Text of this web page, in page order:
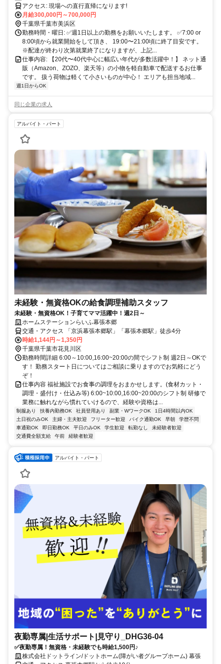
アクセス: 現場への直行直帰になります!
月給300,000円～700,000円
千葉県千葉市美浜区
勤務時間・曜日: ✅週1日以上の勤務をお願いいたします。 ✅7:00 or
8:00頃から就業開始をして頂き、 19:00〜21:00頃に終了目安です。
※配達が終わり次第就業終了になりますが、上記...
仕事内容: 【20代〜40代中心に幅広い年代が多数活躍中！】 ネット通
販（Amazon、ZOZO、楽天等）の小物を軽自動車で配送するお仕事
です。 扱う荷物は軽くて小さいものが中心！ エリアも担当地域...
週1日からOK
同じ企業の求人
アルバイト・パート
未経験・無資格OKの給食調理補助スタッフ
未経験・無資格OK！子育てママ活躍中！週2日～
ホームステーションらいふ幕張本郷
交通・アクセス 「京浜幕張本郷駅」「幕張本郷駅」徒歩4分
時給1,144円～1,350円
千葉県千葉市花見川区
勤務時間詳細 6:00～10:00,16:00~20:00の間でシフト制 週2日～OKで
す！ 勤務スタート日についてはご相談に乗りますのでお気軽にどう
ぞ！
仕事内容 福祉施設でお食事の調理をおまかせします。(食材カット・
調理・盛付け・仕込み等) 6:00~10:00,16:00~20:00のシフト制 研修で
業務に触れながら慣れていけるので、経験や資格は...
制服あり 扶養内勤務OK 社員登用あり 副業・WワークOK
1日4時間以内OK
土日祝のみOK
主婦・主夫歓迎 フリーター歓迎 バイク通勤OK 早朝
学歴不問
車通勤OK
即日勤務OK 平日のみOK 学生歓迎 転勤なし
未経験者歓迎
交通費全額支給
午前 経験者歓迎
アルバイト・パート
夜勤専属|生活サポート|見守り_DHG36-04
✅夜勤専属！無資格・未経験でも時給1,500円♪
株式会社ドットライン/ドットホーム(障がい者グループホーム) 幕張